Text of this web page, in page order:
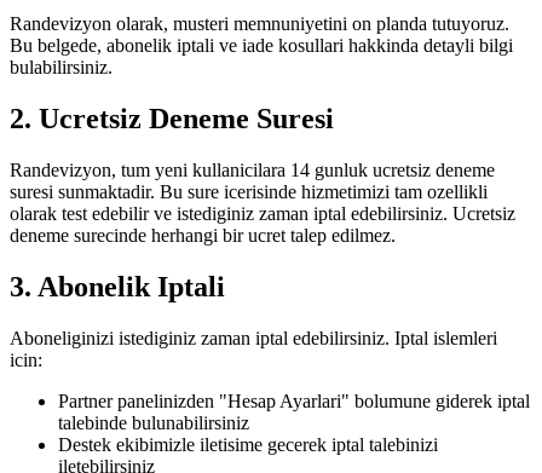
Randevizyon olarak, musteri memnuniyetini on planda tutuyoruz.
Bu belgede, abonelik iptali ve iade kosullari hakkinda detayli bilgi
bulabilirsiniz.
2. Ucretsiz Deneme Suresi
Randevizyon, tum yeni kullanicilara 14 gunluk ucretsiz deneme
suresi sunmaktadir. Bu sure icerisinde hizmetimizi tam ozellikli
olarak test edebilir ve istediginiz zaman iptal edebilirsiniz. Ucretsiz
deneme surecinde herhangi bir ucret talep edilmez.
3. Abonelik Iptali
Aboneliginizi istediginiz zaman iptal edebilirsiniz. Iptal islemleri
icin:
Partner panelinizden "Hesap Ayarlari" bolumune giderek iptal
talebinde bulunabilirsiniz
Destek ekibimizle iletisime gecerek iptal talebinizi
iletebilirsiniz